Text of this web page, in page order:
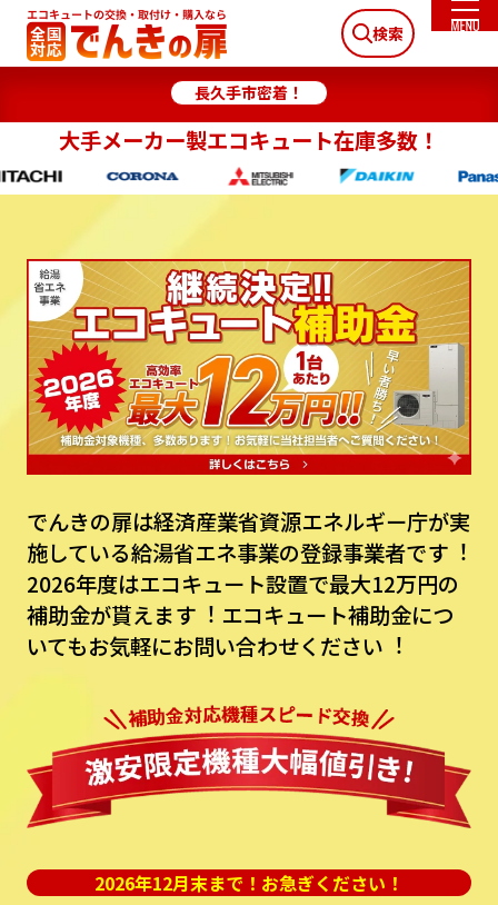
検索
長久手市密着！
大手メーカー製エコキュート在庫多数！
でんきの扉は経済産業省資源エネルギー庁が実
施している給湯省エネ事業の登録事業者です︕
2026年度はエコキュート設置で最⼤12万円の
補助⾦が貰えます︕ エコキュート補助⾦につ
いてもお気軽にお問い合わせください︕
2026年12月末まで！お急ぎください！